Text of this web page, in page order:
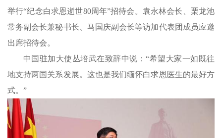
举行“纪念白求恩逝世80周年”招待会。袁永林会长、栗龙池
常务副会长兼秘书长、马国庆副会长等访加代表团成员应邀
出席招待会。
中国驻加大使丛培武在致辞中说：“希望大家一如既往
地支持两国关系发展。这也是我们缅怀白求恩医生的最好方
式。”